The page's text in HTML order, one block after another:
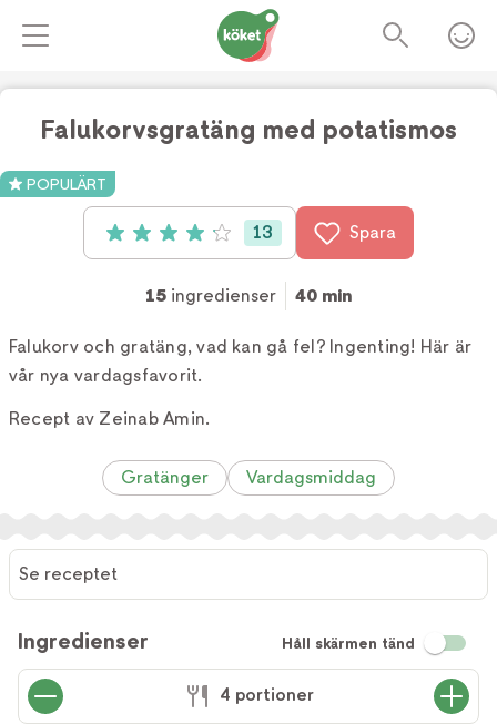
Falukorvsgratäng med potatismos
POPULÄRT
Betyg: 4.1 av 5 (13 röster)
13 Spara
15 ingredienser 40 min
Falukorv och gratäng, vad kan gå fel? Ingenting! Här är
vår nya vardagsfavorit.
Recept av Zeinab Amin.
Gratänger Vardagsmiddag
Se receptet
Ingredienser Håll skärmen tänd
4 portioner